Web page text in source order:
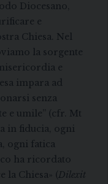
Diocesano,
e
Chiesa. Nel
la sorgente
e
impara ad
senza
e umile” (cfr. Mt
in fiducia, ogni
ogni fatica
ha ricordato
la Chiesa» (Dilexit